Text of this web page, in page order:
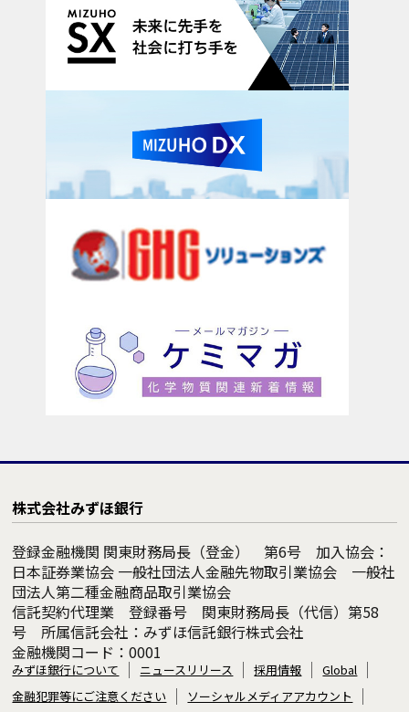
株式会社みずほ銀行
登録金融機関 関東財務局長（登金） 第6号 加入協会：
日本証券業協会 一般社団法人金融先物取引業協会 一般社
団法人第二種金融商品取引業協会
信託契約代理業 登録番号 関東財務局長（代信）第58
号 所属信託会社：みずほ信託銀行株式会社
金融機関コード：0001
みずほ銀行について ニュースリリース 採用情報
Global
金融犯罪等にご注意ください
ソーシャルメディアアカウント